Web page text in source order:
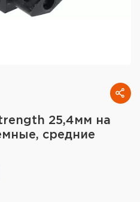
25,4мм на
средние